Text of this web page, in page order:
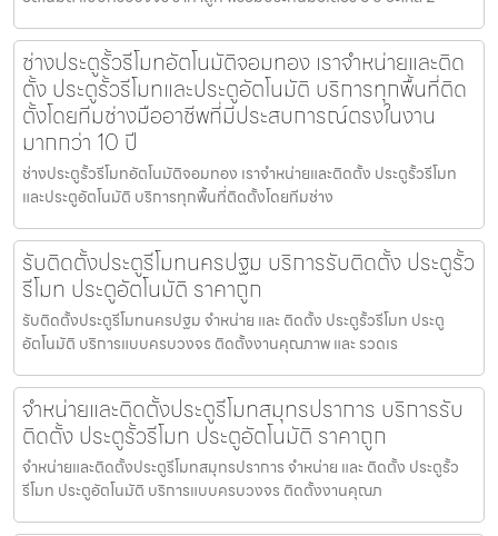
ช่างประตูรั้วรีโมทอัตโนมัติจอมทอง เราจำหน่ายและติด
ตั้ง ประตูรั้วรีโมทและประตูอัตโนมัติ บริการทุกพื้นที่ติด
ตั้งโดยทีมช่างมืออาชีพที่มีประสบการณ์ตรงในงาน
มากกว่า 10 ปี
ช่างประตูรั้วรีโมทอัตโนมัติจอมทอง เราจำหน่ายและติดตั้ง ประตูรั้วรีโมท
และประตูอัตโนมัติ บริการทุกพื้นที่ติดตั้งโดยทีมช่าง
รับติดตั้งประตูรีโมทนครปฐม บริการรับติดตั้ง ประตูรั้ว
รีโมท ประตูอัตโนมัติ ราคาถูก
รับติดตั้งประตูรีโมทนครปฐม จำหน่าย และ ติดตั้ง ประตูรั้วรีโมท ประตู
อัตโนมัติ บริการแบบครบวงจร ติดตั้งงานคุณภาพ และ รวดเร
จำหน่ายและติดตั้งประตูรีโมทสมุทรปราการ บริการรับ
ติดตั้ง ประตูรั้วรีโมท ประตูอัตโนมัติ ราคาถูก
จำหน่ายและติดตั้งประตูรีโมทสมุทรปราการ จำหน่าย และ ติดตั้ง ประตูรั้ว
รีโมท ประตูอัตโนมัติ บริการแบบครบวงจร ติดตั้งงานคุณภ